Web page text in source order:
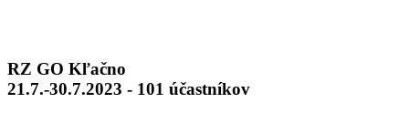
RZ GO Kľačno
21.7.-30.7.2023 - 101 účastníkov